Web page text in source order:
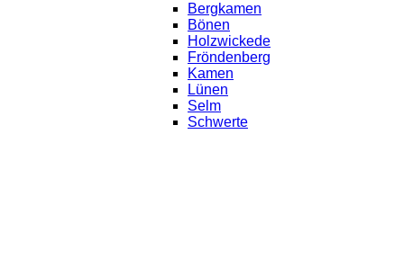
Bergkamen
Bönen
Holzwickede
Fröndenberg
Kamen
Lünen
Selm
Schwerte